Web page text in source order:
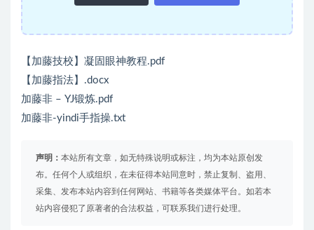
【加藤技校】凝固眼神教程.pdf
【加藤指法】.docx
加藤非 – YJ锻炼.pdf
加藤非-yindi手指操.txt
声明： 本站所有文章，如无特殊说明或标注，均为本站原创发
布。任何个人或组织，在未征得本站同意时，禁止复制、盗用、
采集、发布本站内容到任何网站、书籍等各类媒体平台。如若本
站内容侵犯了原著者的合法权益，可联系我们进行处理。